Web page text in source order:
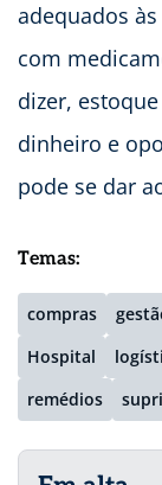
adequados
com
dizer,
dinheiro e
pode se dar
Temas:
compras
Hospital
remédios